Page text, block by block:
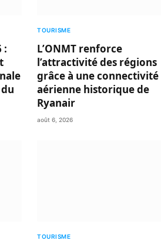
:
TOURISME
L’ONMT renforce
l’attractivité des régions
grâce à une connectivité
aérienne historique de
Ryanair
août 6, 2026
TOURISME